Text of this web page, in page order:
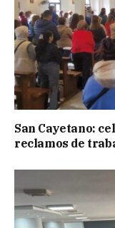
San Cayetano:
reclamos de